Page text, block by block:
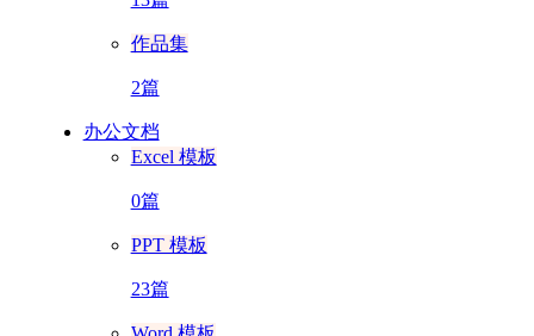
作品集
2篇
办公文档
Excel 模板
0篇
PPT 模板
23篇